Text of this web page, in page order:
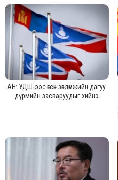
АН: УДШ-ээс өгсөн зөвлөмжийн дагуу
дүрмийн засваруудыг хийнэ